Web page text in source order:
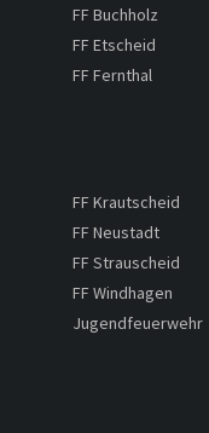
FF Buchholz
FF Etscheid
FF Fernthal
FF Krautscheid
FF Neustadt
FF Strauscheid
FF Windhagen
Jugendfeuerwehr